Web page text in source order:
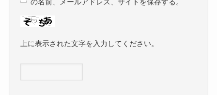
の名前、メールアドレス、サイトを保存する。
上に表示された文字を入力してください。